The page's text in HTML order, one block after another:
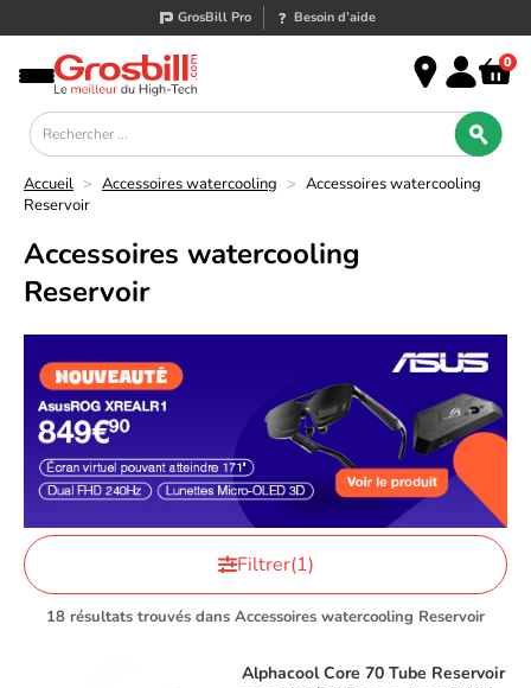
GrosBill Pro Besoin d’aide
0
Accueil > Accessoires watercooling > Accessoires watercooling
Reservoir
Accessoires watercooling
Reservoir
18 résultats trouvés dans Accessoires watercooling Reservoir
Filtrer(1)
AlphacoolCore 70 Tube Reservoir